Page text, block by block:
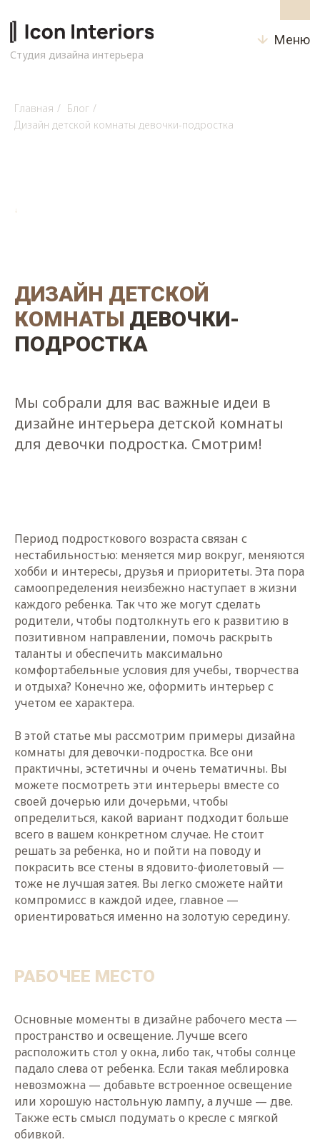
Студия дизайна интерьера
Главная / Блог /
Дизайн детской комнаты девочки-подростка
↓
ДИЗАЙН ДЕТСКОЙ
КОМНАТЫ ДЕВОЧКИ-
ПОДРОСТКА
Мы собрали для вас важные идеи в
дизайне интерьера детской комнаты
для девочки подростка. Смотрим!
Период подросткового возраста связан с
нестабильностью: меняется мир вокруг, меняются
хобби и интересы, друзья и приоритеты. Эта пора
самоопределения неизбежно наступает в жизни
каждого ребенка. Так что же могут сделать
родители, чтобы подтолкнуть его к развитию в
позитивном направлении, помочь раскрыть
таланты и обеспечить максимально
комфортабельные условия для учебы, творчества
и отдыха? Конечно же, оформить интерьер с
учетом ее характера.
В этой статье мы рассмотрим примеры дизайна
комнаты для девочки-подростка. Все они
практичны, эстетичны и очень тематичны. Вы
можете посмотреть эти интерьеры вместе со
своей дочерью или дочерьми, чтобы
определиться, какой вариант подходит больше
всего в вашем конкретном случае. Не стоит
решать за ребенка, но и пойти на поводу и
покрасить все стены в ядовито-фиолетовый —
тоже не лучшая затея. Вы легко сможете найти
компромисс в каждой идее, главное —
ориентироваться именно на золотую середину.
РАБОЧЕЕ МЕСТО
Основные моменты в дизайне рабочего места —
пространство и освещение. Лучше всего
расположить стол у окна, либо так, чтобы солнце
падало слева от ребенка. Если такая меблировка
невозможна — добавьте встроенное освещение
или хорошую настольную лампу, а лучше — две.
Также есть смысл подумать о кресле с мягкой
обивкой.